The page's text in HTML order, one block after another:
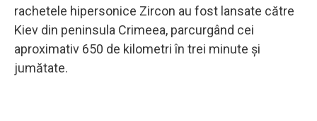
rachetele hipersonice Zircon au fost lansate către
Kiev din peninsula Crimeea, parcurgând cei
aproximativ 650 de kilometri în trei minute și
jumătate.